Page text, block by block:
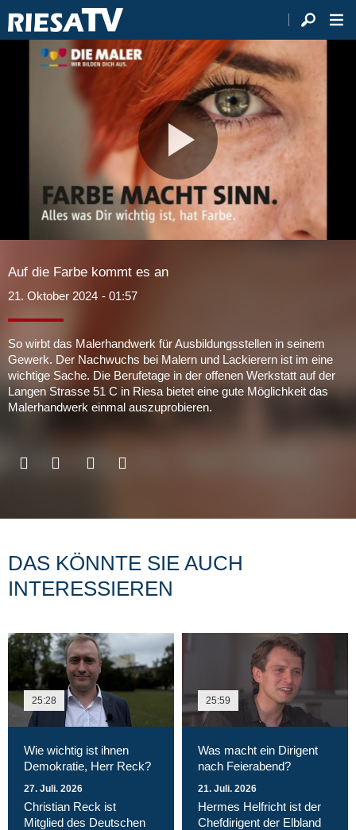
Video
Auf die Farbe kommt es an
21. Oktober 2024 - 01:57
So wirbt das Malerhandwerk für Ausbildungsstellen in seinem
Gewerk. Der Nachwuchs bei Malern und Lackierern ist im eine
wichtige Sache. Die Berufetage in der offenen Werkstatt auf der
Langen Strasse 51 C in Riesa bietet eine gute Möglichkeit das
Malerhandwerk einmal auszuprobieren.
DAS KÖNNTE SIE AUCH
INTERESSIEREN
25:28
Wie wichtig ist ihnen
Demokratie, Herr Reck?
27. Juli. 2026
Christian Reck ist
Mitglied des Deutschen
25:59
Was macht ein Dirigent
nach Feierabend?
21. Juli. 2026
Hermes Helfricht ist der
Chefdirigent der Elbland